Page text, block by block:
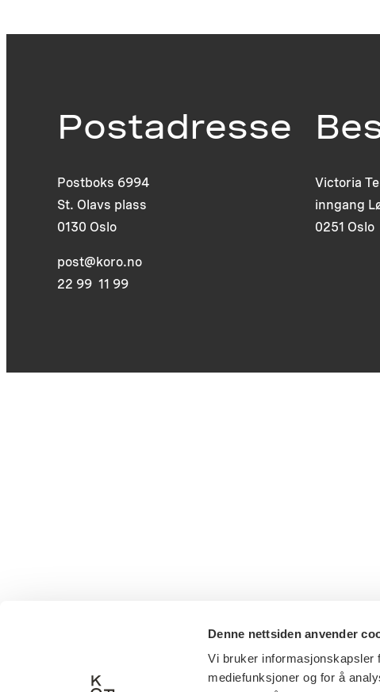
Denne nettsiden anvender
Vi bruker informasjonskapsler
mediefunksjoner og for å
Postadresse
Postboks 6994
St. Olavs plass
0130 Oslo
post@koro.no
22 99 11 99
Victoria
inngang
0251 Oslo